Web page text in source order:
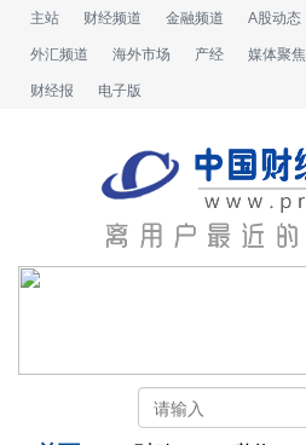
主站 财经频道 金融频道 A股动态
外汇频道 海外市场 产经 媒体聚焦
财经报 电子版